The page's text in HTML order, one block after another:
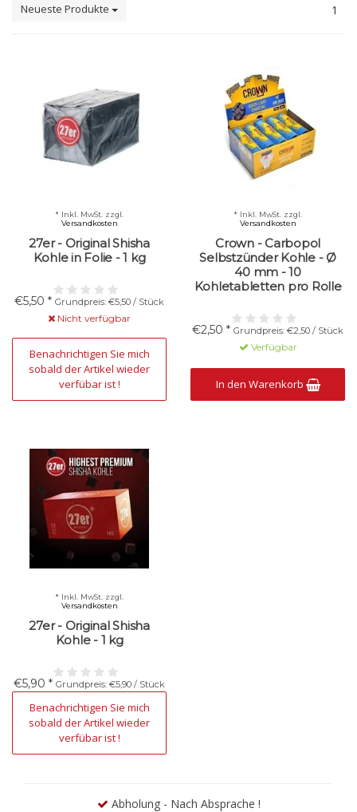
Neueste Produkte 1
27er - Original Shisha
Kohle in Folie - 1 kg
€5,50 * Grundpreis: €5,50 / Stück
* Inkl. MwSt. zzgl.
Versandkosten
Nicht verfügbar
Benachrichtigen Sie mich
sobald der Artikel wieder
verfübar ist !
Crown - Carbopol
Selbstzünder Kohle - Ø
40 mm - 10
Kohletabletten pro Rolle
€2,50 * Grundpreis: €2,50 / Stück
* Inkl. MwSt. zzgl.
Versandkosten
Verfügbar
In den Warenkorb
27er - Original Shisha
Kohle - 1 kg
€5,90 * Grundpreis: €5,90 / Stück
* Inkl. MwSt. zzgl.
Versandkosten
Nicht verfügbar
Benachrichtigen Sie mich
sobald der Artikel wieder
verfübar ist !
Abholung - Nach Absprache !